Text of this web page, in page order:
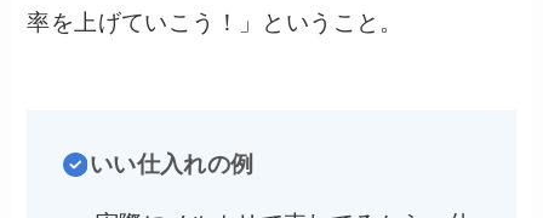
率を上げていこう！」ということ。
いい仕入れの例